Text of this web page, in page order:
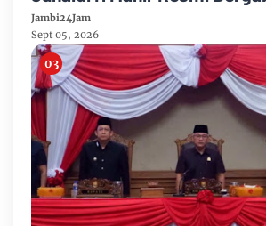
Partai Demikrat
Jambi24Jam
Sept 05, 2026